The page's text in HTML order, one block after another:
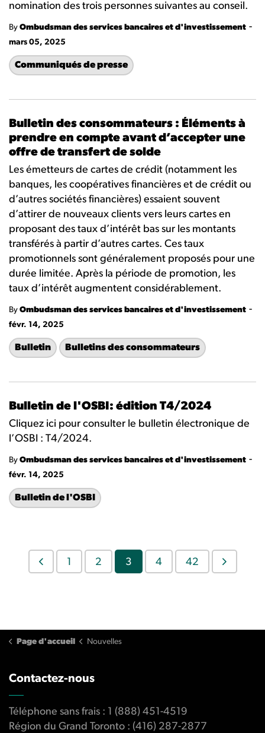
nomination des trois personnes suivantes au conseil.
By Ombudsman des services bancaires et d'investissement -
mars 05, 2025
Communiqués de presse
Bulletin des consommateurs : Éléments à
prendre en compte avant d’accepter une
offre de transfert de solde
Les émetteurs de cartes de crédit (notamment les
banques, les coopératives financières et de crédit ou
d’autres sociétés financières) essaient souvent
d’attirer de nouveaux clients vers leurs cartes en
proposant des taux d’intérêt bas sur les montants
transférés à partir d’autres cartes. Ces taux
promotionnels sont généralement proposés pour une
durée limitée. Après la période de promotion, les
taux d’intérêt augmentent considérablement.
By Ombudsman des services bancaires et d'investissement -
févr. 14, 2025
Bulletin Bulletins des consommateurs
Bulletin de l'OSBI: édition T4/2024
Cliquez ici pour consulter le bulletin électronique de
l’OSBI : T4/2024.
By Ombudsman des services bancaires et d'investissement -
févr. 14, 2025
Bulletin de l'OSBI
1 2 3 4 42
Page d'accueil Nouvelles
Contactez-nous
Téléphone sans frais : 1 (888) 451-4519
Région du Grand Toronto : (416) 287-2877